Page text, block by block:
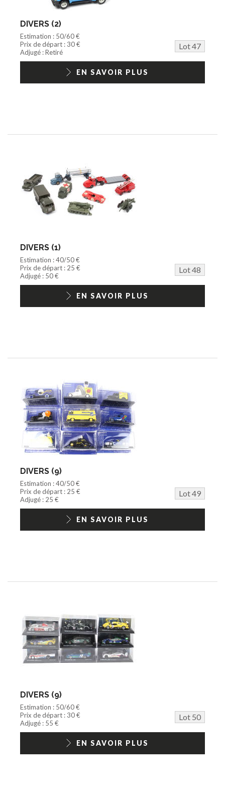
DIVERS (2)
Estimation : 50/60 €
Prix de départ : 30 €
Lot 47
Adjugé : Retiré
EN SAVOIR PLUS
DIVERS (1)
Estimation : 40/50 €
Prix de départ : 25 €
Lot 48
Adjugé : 50 €
EN SAVOIR PLUS
DIVERS (9)
Estimation : 40/50 €
Prix de départ : 25 €
Lot 49
Adjugé : 25 €
EN SAVOIR PLUS
DIVERS (9)
Estimation : 50/60 €
Prix de départ : 30 €
Lot 50
Adjugé : 55 €
EN SAVOIR PLUS